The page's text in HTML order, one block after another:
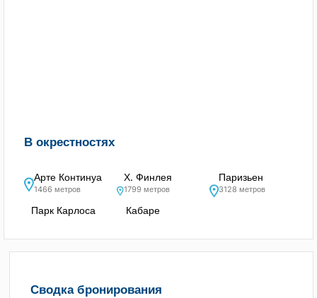
В окрестностях
Арте Континуа
1466 метров
Парк Карлоса
Х. Финлея
1799 метров
Кабаре
Паризьен
3128 метров
Сводка бронирования